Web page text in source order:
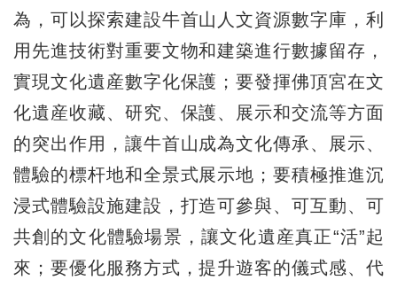
為，可以探索建設牛首山人文資源數字庫，利
用先進技術對重要文物和建築進行數據留存，
實現文化遺産數字化保護；要發揮佛頂宮在文
化遺産收藏、研究、保護、展示和交流等方面
的突出作用，讓牛首山成為文化傳承、展示、
體驗的標杆地和全景式展示地；要積極推進沉
浸式體驗設施建設，打造可參與、可互動、可
共創的文化體驗場景，讓文化遺産真正“活”起
來；要優化服務方式，提升遊客的儀式感、代